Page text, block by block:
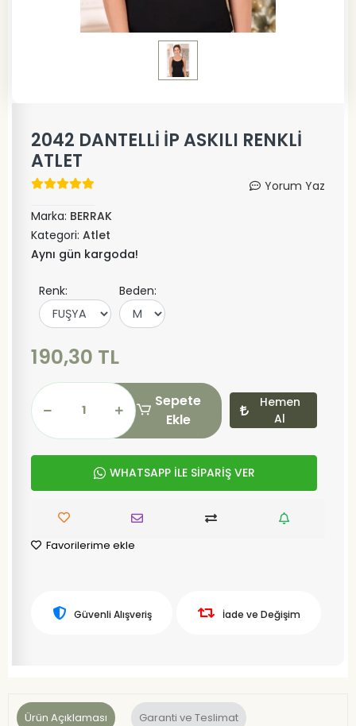
2042 DANTELLİ İP ASKILI RENKLİ
ATLET
Yorum Yaz
Marka: BERRAK
Kategori: Atlet
Aynı gün kargoda!
Renk: Beden:
190,30 TL
Sepete
Ekle
Hemen
Al
WHATSAPP İLE SİPARİŞ VER
Favorilerime ekle
Güvenli Alışveriş İade ve Değişim
Ürün Açıklaması Garanti ve Teslimat